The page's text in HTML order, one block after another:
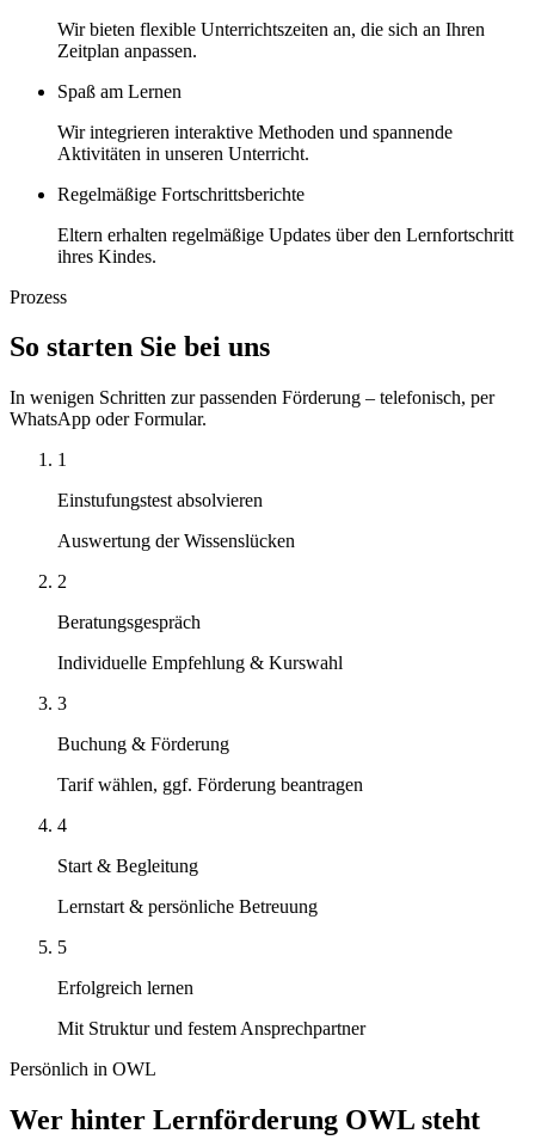
Wir bieten flexible Unterrichtszeiten an, die sich an Ihren
Zeitplan anpassen.
Spaß am Lernen
Wir integrieren interaktive Methoden und spannende
Aktivitäten in unseren Unterricht.
Regelmäßige Fortschrittsberichte
Eltern erhalten regelmäßige Updates über den Lernfortschritt
ihres Kindes.
Prozess
So starten Sie bei uns
In wenigen Schritten zur passenden Förderung – telefonisch, per
WhatsApp oder Formular.
1
Einstufungstest absolvieren
Auswertung der Wissenslücken
2
Beratungsgespräch
Individuelle Empfehlung & Kurswahl
3
Buchung & Förderung
Tarif wählen, ggf. Förderung beantragen
4
Start & Begleitung
Lernstart & persönliche Betreuung
5
Erfolgreich lernen
Mit Struktur und festem Ansprechpartner
Persönlich in OWL
Wer hinter Lernförderung OWL steht